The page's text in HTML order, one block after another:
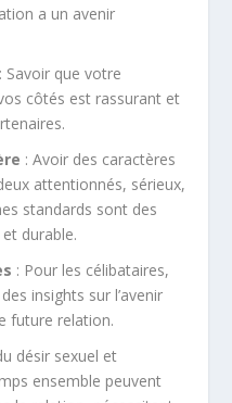
a un avenir
: Savoir que votre
côtés est rassurant et
: Avoir des caractères
attentionnés, sérieux,
standards sont des
durable.
: Pour les célibataires,
insights sur l’avenir
future relation.
désir sexuel et
ensemble peuvent